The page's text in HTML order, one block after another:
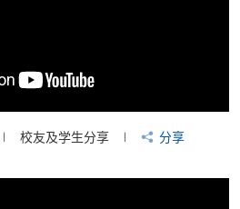
校友及学生分享 分享